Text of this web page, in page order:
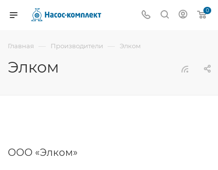
0
Главная — Производители — Элком
Элком
ООО «Элком»